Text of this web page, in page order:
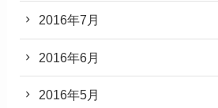
2016年7月
2016年6月
2016年5月